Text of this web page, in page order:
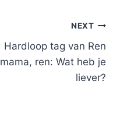
NEXT
Hardloop tag van Ren
mama, ren: Wat heb je
liever?